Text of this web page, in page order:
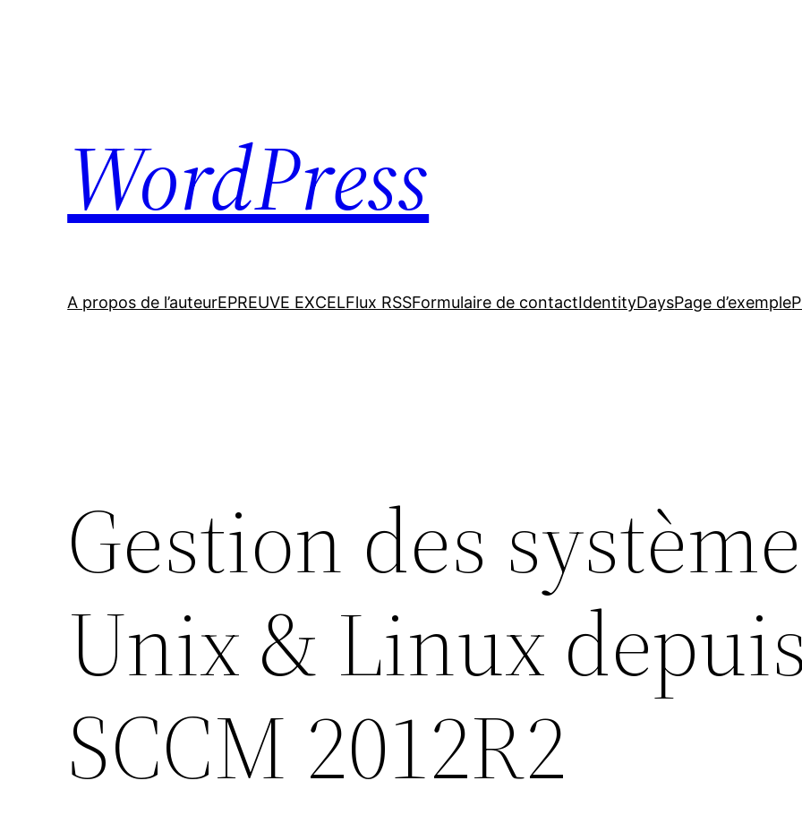
WordPress
A propos de l’auteurEPREUVE EXCELFlux RSSFormulaire de contactIdentityDaysPage d’exemple
Gestion des
Unix & Linux
SCCM 2012R2